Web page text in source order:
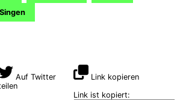
Singen
Auf Twitter
Link kopieren
Link ist kopiert: